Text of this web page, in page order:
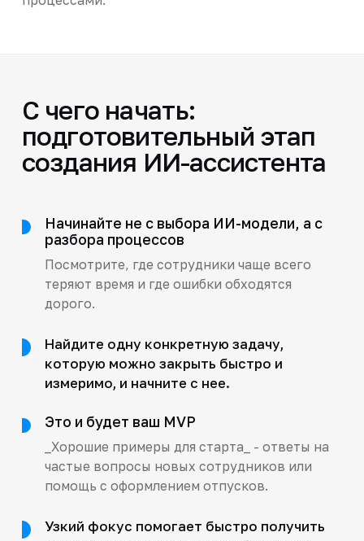
С чего начать:
подготовительный этап
создания ИИ-ассистента
Начинайте не с выбора ИИ-модели, а с
разбора процессов
Посмотрите, где сотрудники чаще всего
теряют время и где ошибки обходятся
дорого.
Найдите одну конкретную задачу,
которую можно закрыть быстро и
измеримо, и начните с нее.
Это и будет ваш MVP
_Хорошие примеры для старта_ - ответы на
частые вопросы новых сотрудников или
помощь с оформлением отпусков.
Узкий фокус помогает быстро получить